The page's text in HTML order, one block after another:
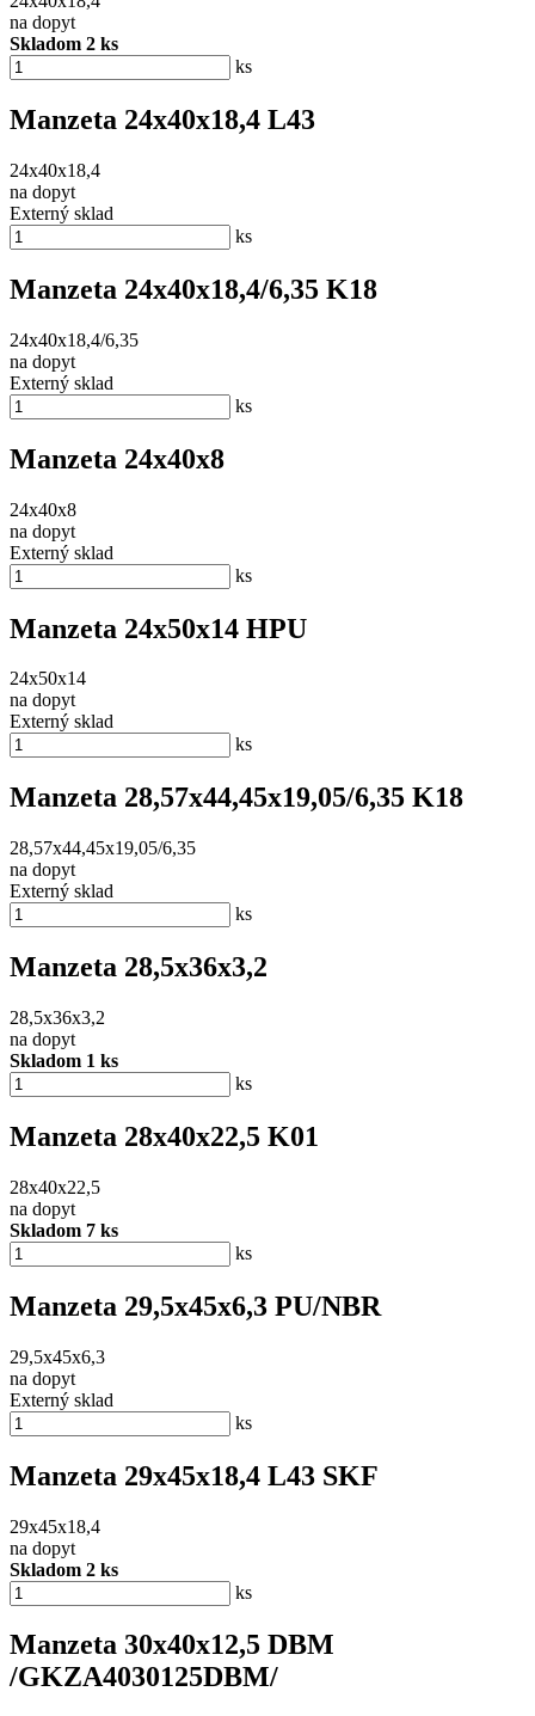
na dopyt
Skladom 2 ks
ks
Manzeta 24x40x18,4 L43
24x40x18,4
na dopyt
Externý sklad
ks
Manzeta 24x40x18,4/6,35 K18
24x40x18,4/6,35
na dopyt
Externý sklad
ks
Manzeta 24x40x8
24x40x8
na dopyt
Externý sklad
ks
Manzeta 24x50x14 HPU
24x50x14
na dopyt
Externý sklad
ks
Manzeta 28,57x44,45x19,05/6,35 K18
28,57x44,45x19,05/6,35
na dopyt
Externý sklad
ks
Manzeta 28,5x36x3,2
28,5x36x3,2
na dopyt
Skladom 1 ks
ks
Manzeta 28x40x22,5 K01
28x40x22,5
na dopyt
Skladom 7 ks
ks
Manzeta 29,5x45x6,3 PU/NBR
29,5x45x6,3
na dopyt
Externý sklad
ks
Manzeta 29x45x18,4 L43 SKF
29x45x18,4
na dopyt
Skladom 2 ks
ks
Manzeta 30x40x12,5 DBM
/GKZA4030125DBM/